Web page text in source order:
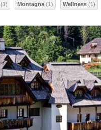
(1) Montagna (1) Wellness (1)